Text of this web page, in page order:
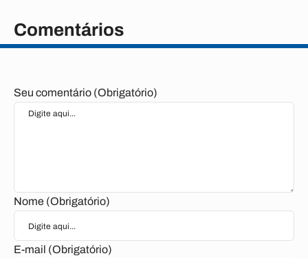
Comentários
Seu comentário (Obrigatório)
Nome (Obrigatório)
E-mail (Obrigatório)